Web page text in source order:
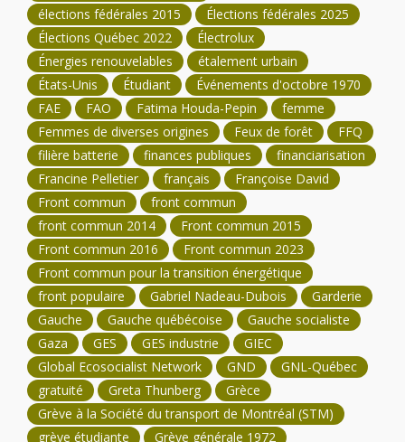
élections fédérales 2015
Élections fédérales 2025
Élections Québec 2022
Électrolux
Énergies renouvelables
étalement urbain
États-Unis
Étudiant
Événements d'octobre 1970
FAE
FAO Fatima Houda-Pepin
femme
Femmes de diverses origines
Feux de forêt
FFQ
filière batterie
finances publiques
financiarisation
Francine Pelletier
français
Françoise David
Front commun
front commun
front commun 2014
Front commun 2015
Front commun 2016
Front commun 2023
Front commun pour la transition énergétique
front populaire
Gabriel Nadeau-Dubois
Garderie
Gauche
Gauche québécoise
Gauche socialiste
Gaza
GES GES industrie
GIEC
Global Ecosocialist Network
GND
GNL-Québec
gratuité
Greta Thunberg
Grèce
Grève à la Société du transport de Montréal (STM)
grève étudiante
Grève générale 1972